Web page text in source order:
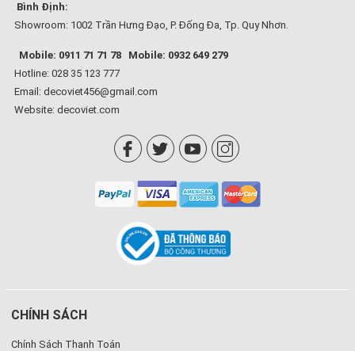
Bình Định:
Showroom: 1002 Trần Hưng Đạo, P. Đống Đa, Tp. Quy Nhơn.
Mobile: 0911 71 71 78
Mobile: 0932 649 279
Hotline: 028 35 123 777
Email: decoviet456@gmail.com
Website: decoviet.com
CHÍNH SÁCH
Chính Sách Thanh Toán